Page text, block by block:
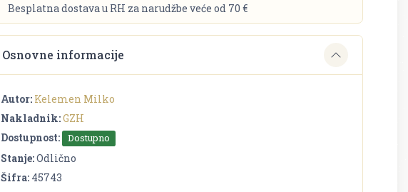
Besplatna dostava u RH za narudžbe veće od 70 €
Osnovne informacije
Autor: Kelemen Milko
Nakladnik:GZH
Dostupnost:
Dostupno
Stanje:Odlično
Šifra: 45743